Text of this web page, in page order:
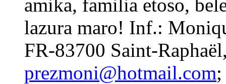
amika, familia etoso,
lazura maro! Inf.:
FR-83700 Saint-
prezmoni@hotmail.com